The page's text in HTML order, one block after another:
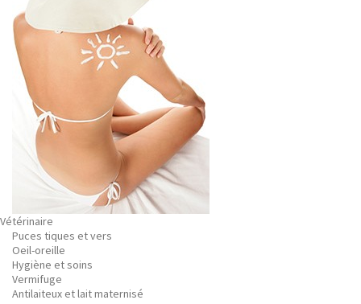
Vétérinaire
Puces tiques et vers
Oeil-oreille
Hygiène et soins
Vermifuge
Antilaiteux et lait maternisé